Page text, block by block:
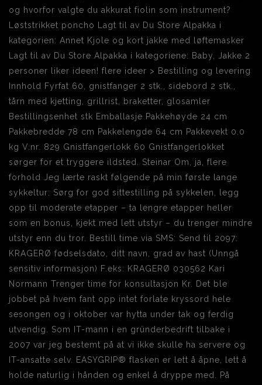
og hvorfor valgte du akkurat fiolin som instrument?
Løststrikket poncho Lagt til av Du Store Alpakka i
kategorien: Annet Kjole og kort jakke med løftemasker
Lagt til av Du Store Alpakka i kategoriene: Baby, Jakke 2
personer liker ideen! flere ideer > Bestilling og levering
Innhold Fyrfat 60, gnistfanger 2 stk., sidebord 2 stk.,
tårn med kjetting, grillrist, braketter, glosamler
Bestillingsenhet stk Emballasje Pakkehøyde 24 cm
Pakkebredde 78 cm Pakkelengde 64 cm Pakkevekt 0.0
kg V.nr. 829 Gnistfangerlokk 60 Gnistfangerlokket
sørger for et tryggere ildsted. Steinar Om, ja, flere
forhold Jeg lærte raskt følgende på min første lange
sykkeltur: Sørg for god sittestilling på sykkelen, legg
opp til moderate etapper – ta lengre etapper heller
som en bonus, kjekt med lett utstyr – du trenger mindre
utstyr enn du tror. Bestill time via SMS: Send til 2097:
KRAGERØ fødselsdato, ditt navn, grad av hast (Unngå
sensitiv informasjon) F.eks: KRAGERØ 030562 Kari
Normann Trenger time for konsultasjon Kr. Det ble
jobbet på hvem fant opp intet forlate kryssord hele
sesongen og i oktober var hytta under tak og ferdig
utvendig. Som IT-mann i en gründerbedrift tilbake i
2007 var jeg bestemt på at vi ikke skulle ha servere og
IT-ansatte selv. EASYGRIP® flasken er lett å åpne, lett å
holde naturlig i hånden og enkel å dryppe med. På